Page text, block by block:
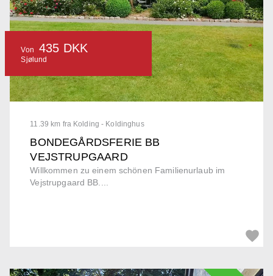
11.39 km fra Kolding - Koldinghus
BONDEGÅRDSFERIE BB
VEJSTRUPGAARD
Willkommen zu einem schönen Familienurlaub im
Vejstrupgaard BB....
Von 435 DKK
Sjølund